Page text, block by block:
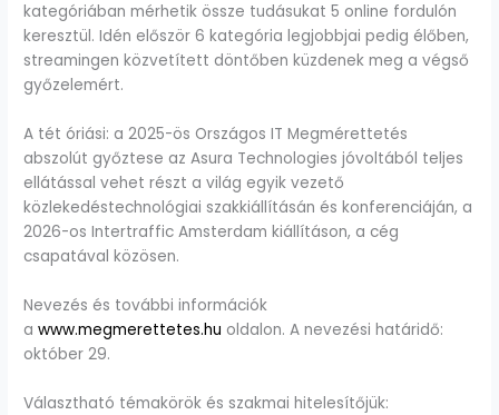
kategóriában mérhetik össze tudásukat 5 online fordulón
keresztül. Idén először 6 kategória legjobbjai pedig élőben,
streamingen közvetített döntőben küzdenek meg a végső
győzelemért.
A tét óriási: a 2025-ös Országos IT Megmérettetés
abszolút győztese az Asura Technologies jóvoltából teljes
ellátással vehet részt a világ egyik vezető
közlekedéstechnológiai szakkiállításán és konferenciáján, a
2026-os Intertraffic Amsterdam kiállításon, a cég
csapatával közösen.
Nevezés és további információk
awww.megmerettetes.hu oldalon. A nevezési határidő:
október 29.
Választható témakörök és szakmai hitelesítőjük: